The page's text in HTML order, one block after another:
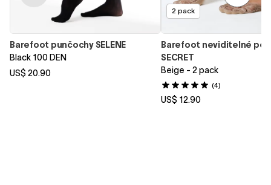
Barefoot punčochy SELENE
Black 100 DEN
US$ 20.90
2 pack
Barefoot neviditelné
SECRET
Beige - 2 pack
(4)
US$ 12.90